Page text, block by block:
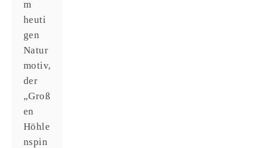
m
heuti
gen
Natur
motiv,
der
„Groß
en
Höhle
nspin